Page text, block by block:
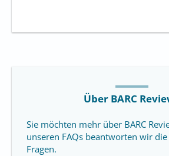
Über BARC
Sie möchten mehr über BARC
unseren FAQs beantworten wir
Fragen.